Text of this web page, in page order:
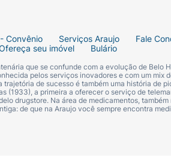
ao longo da vida, conforme
colaterais em alguns
Convênio Serviços Araujo
Fale
seu imóvel Bulário
que se confunde com a evolução de Belo
pelos serviços inovadores e com um mix
de sucesso é também uma história de
(1933), a primeira a oferecer o serviço de
drugstore. Na área de medicamentos, também
de que na Araujo você sempre encontra